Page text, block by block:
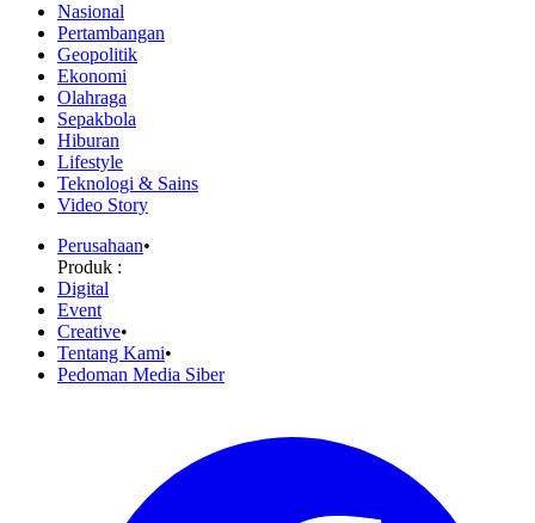
Nasional
Pertambangan
Geopolitik
Ekonomi
Olahraga
Sepakbola
Hiburan
Lifestyle
Teknologi & Sains
Video Story
Perusahaan•
Produk :
Digital
Event
Creative•
Tentang Kami•
Pedoman Media Siber